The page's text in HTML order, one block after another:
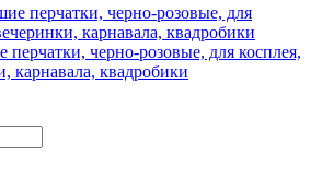
черно-розовые, для косплея,
карнавала, квадробики